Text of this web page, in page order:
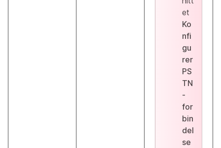
et
Ko
nfi
gu
rer
PS
TN
-
for
bin
del
se